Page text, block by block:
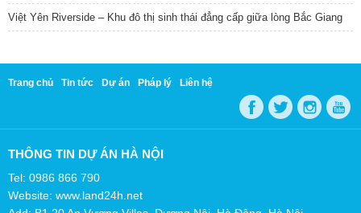
Việt Yên Riverside – Khu đô thị sinh thái đẳng cấp giữa lòng Bắc Giang
Trang chủ Tin tức Dự án Pháp lý Liên hệ
THÔNG TIN DỰ ÁN HÀ NỘI
Tel: 0986 866 790
Website: www.land24h.net